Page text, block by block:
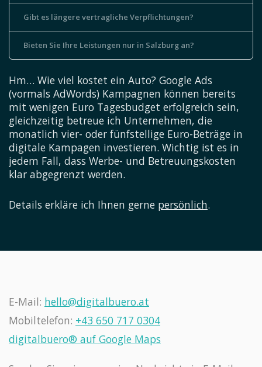
Gibt es längere vertragliche Verpflichtungen?
Bieten Sie Ihre Leistungen nur in Salzburg an?
Hm… Wie viel kostet ein Auto? Google Ads
(vormals AdWords) Kampagnen können bereits
mit wenigen Euro Tagesbudget erfolgreich sein,
gleichzeitig betreue ich Unternehmen, die
monatlich vier- oder fünfstellige Euro-Beträge in
digitale Kampagen investieren. Wichtig ist es in
jedem Fall, dass Werbe- und Betreuungskosten
klar abgegrenzt werden.
Details erkläre ich Ihnen gerne persönlich.
E-Mail: hello@digitalbuero.at
Mobiltelefon: +43 650 717 0304
digitalbuero® auf Google Maps